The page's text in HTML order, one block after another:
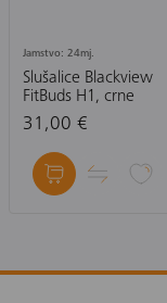
Jamstvo: 24mj.
Slušalice Blackview
FitBuds H1, crne
31,00 €